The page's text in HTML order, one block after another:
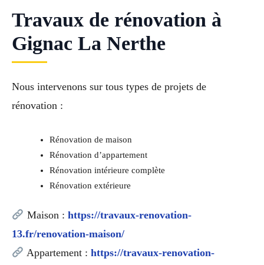
Travaux de rénovation à
Gignac La Nerthe
Nous intervenons sur tous types de projets de
rénovation :
Rénovation de maison
Rénovation d’appartement
Rénovation intérieure complète
Rénovation extérieure
Maison : https://travaux-renovation-
13.fr/renovation-maison/
Appartement : https://travaux-renovation-